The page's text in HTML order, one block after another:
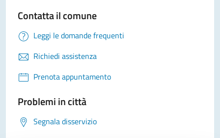
Contatta il comune
Leggi le domande frequenti
Richiedi assistenza
Prenota appuntamento
Problemi in città
Segnala disservizio